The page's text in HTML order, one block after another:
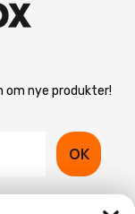
nye produkter!
OK